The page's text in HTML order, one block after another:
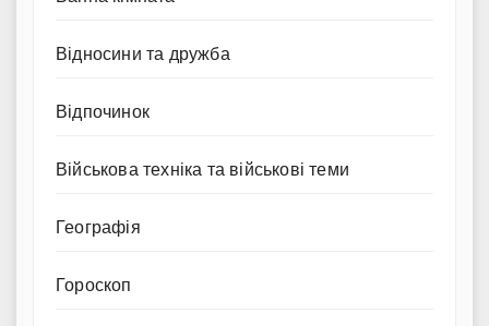
Відносини та дружба
Відпочинок
Військова техніка та військові теми
Географія
Гороскоп